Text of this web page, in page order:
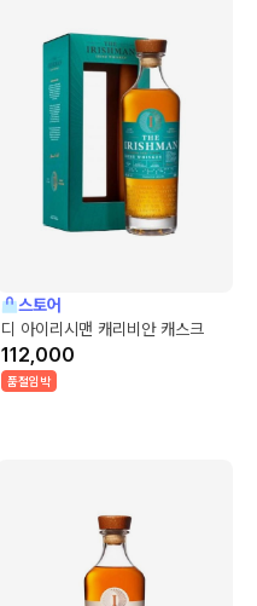
스토어
디 아이리시맨 캐리비안 캐스크
112,000
품절임박